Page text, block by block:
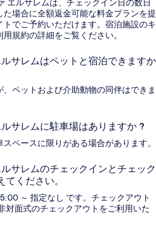
エルサレムは、チェックイン日の数日
場合に全額返金可能な料金プランを提
でご予約いただけます。宿泊施設のキ
規約の詳細をご覧ください。
サレムはペットと宿泊できますか
ペットおよび介助動物の同伴はできま
サレムに駐車場はありますか ?
ペースに限りがある場合があります。
サレムのチェックインとチェック
ください。
～ 指定なし です。チェックアウト
対面式のチェックアウトをご利用いた